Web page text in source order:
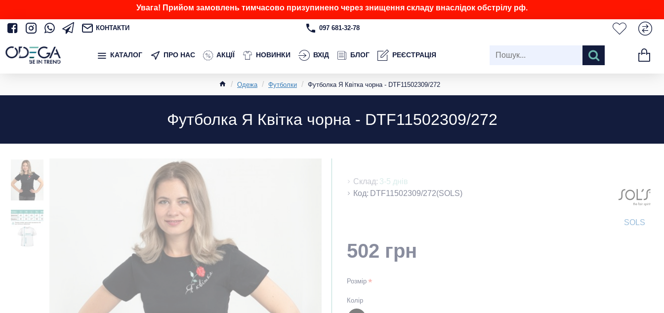
Увага! Прийом замовлень тимчасово призупинено через знищення складу внаслідок обстрілу рф.
КОНТАКТИ 097 681-32-78
КАТАЛОГ ПРО НАС АКЦІЇ НОВИНКИ ВХІД БЛОГ РЕЄСТРАЦІЯ
Одежа Футболки Футболка Я Квітка чорна - DTF11502309/272
Футболка Я Квітка чорна - DTF11502309/272
Склад: 3-5 днів
Код: DTF11502309/272(SOLS)
SOLS
502 грн
Розмір
Колір